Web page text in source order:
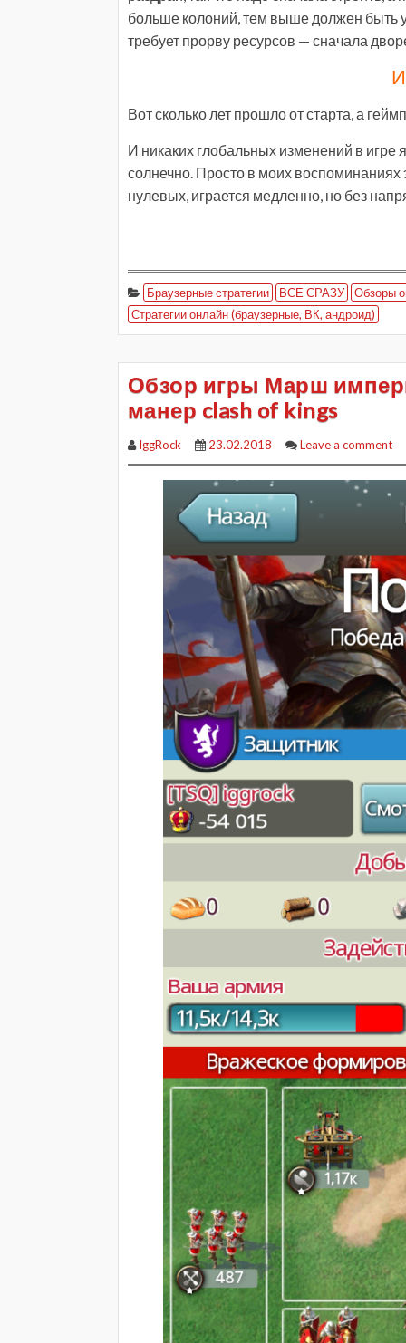
больше колоний, тем выше должен быть
требует прорву ресурсов — сначала
Вот сколько лет прошло от старта, а
И никаких глобальных изменений в игре
солнечно. Просто в моих воспоминаниях
нулевых, играется медленно, но без
Браузерные стратегии ВСЕ СРАЗУ
Обзоры
Стратегии онлайн (браузерные, ВК, андроид)
Обзор игры Марш
манер clash of kings
IggRock 23.02.2018 Leave a comment